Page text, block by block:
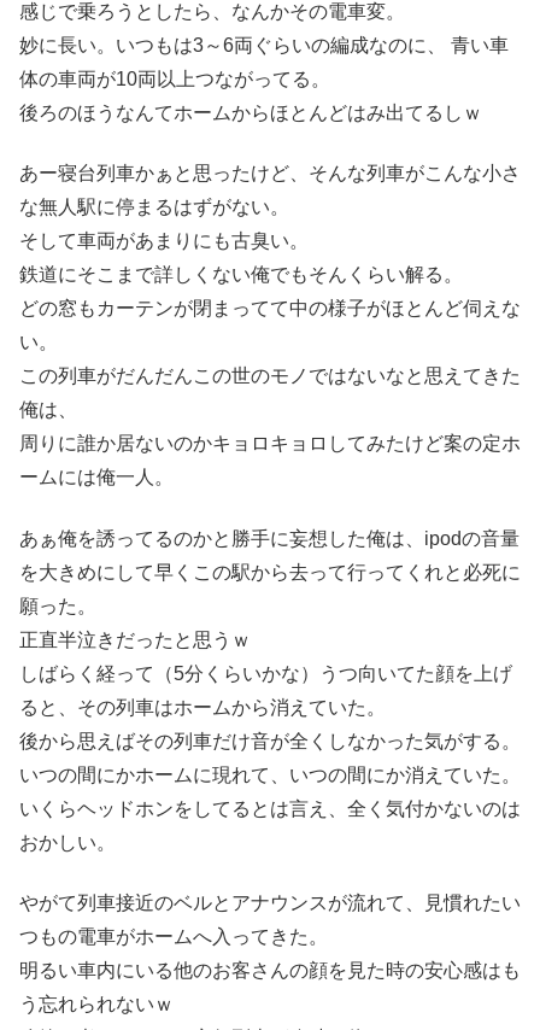
感じで乗ろうとしたら、なんかその電車変。
妙に長い。いつもは3～6両ぐらいの編成なのに、 青い車
体の車両が10両以上つながってる。
後ろのほうなんてホームからほとんどはみ出てるしｗ
あー寝台列車かぁと思ったけど、そんな列車がこんな小さ
な無人駅に停まるはずがない。
そして車両があまりにも古臭い。
鉄道にそこまで詳しくない俺でもそんくらい解る。
どの窓もカーテンが閉まってて中の様子がほとんど伺えな
い。
この列車がだんだんこの世のモノではないなと思えてきた
俺は、
周りに誰か居ないのかキョロキョロしてみたけど案の定ホ
ームには俺一人。
あぁ俺を誘ってるのかと勝手に妄想した俺は、ipodの音量
を大きめにして早くこの駅から去って行ってくれと必死に
願った。
正直半泣きだったと思うｗ
しばらく経って（5分くらいかな）うつ向いてた顔を上げ
ると、その列車はホームから消えていた。
後から思えばその列車だけ音が全くしなかった気がする。
いつの間にかホームに現れて、いつの間にか消えていた。
いくらヘッドホンをしてるとは言え、全く気付かないのは
おかしい。
やがて列車接近のベルとアナウンスが流れて、見慣れたい
つもの電車がホームへ入ってきた。
明るい車内にいる他のお客さんの顔を見た時の安心感はも
う忘れられないｗ